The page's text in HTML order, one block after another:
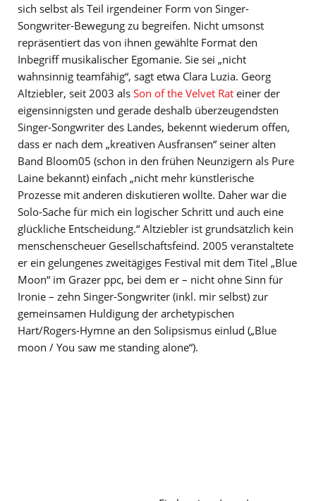
sich selbst als Teil irgendeiner Form von Singer-
Songwriter-Bewegung zu begreifen. Nicht umsonst
repräsentiert das von ihnen gewählte Format den
Inbegriff musikalischer Egomanie. Sie sei „nicht
wahnsinnig teamfähig“, sagt etwa Clara Luzia. Georg
Altziebler, seit 2003 als Son of the Velvet Rat einer der
eigensinnigsten und gerade deshalb überzeugendsten
Singer-Songwriter des Landes, bekennt wiederum offen,
dass er nach dem „kreativen Ausfransen“ seiner alten
Band Bloom05 (schon in den frühen Neunzigern als Pure
Laine bekannt) einfach „nicht mehr künstlerische
Prozesse mit anderen diskutieren wollte. Daher war die
Solo-Sache für mich ein logischer Schritt und auch eine
glückliche Entscheidung.“ Altziebler ist grundsätzlich kein
menschenscheuer Gesellschaftsfeind. 2005 veranstaltete
er ein gelungenes zweitägiges Festival mit dem Titel „Blue
Moon“ im Grazer ppc, bei dem er – nicht ohne Sinn für
Ironie – zehn Singer-Songwriter (inkl. mir selbst) zur
gemeinsamen Huldigung der archetypischen
Hart/Rogers-Hymne an den Solipsismus einlud („Blue
moon / You saw me standing alone“).